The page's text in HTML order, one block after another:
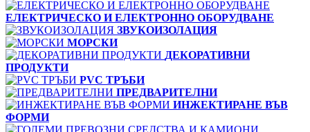
ЕЛЕКТРИЧЕСКО И ЕЛЕКТРОННО ОБОРУДВАНЕ
ЗВУКОИЗОЛАЦИЯ
МОРСКИ
ДЕКОРАТИВНИ
ПРОДУКТИ
PVC ТРЪБИ
ПРЕДВАРИТЕЛНИ
ИНЖЕКТИРАНЕ ВЪВ
ФОРМИ